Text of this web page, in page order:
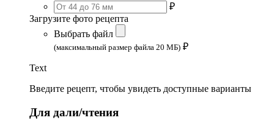
₽
Загрузите фото рецепта
Выбрать файл
(максимальный размер файла 20 МБ) ₽
Text
Введите рецепт, чтобы увидеть доступные варианты
Для дали/чтения